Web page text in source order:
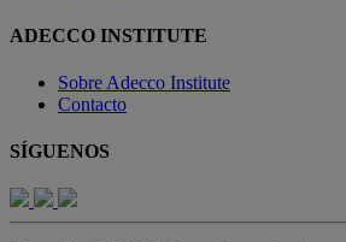
ADECCO INSTITUTE
Sobre Adecco Institute
Contacto
SÍGUENOS